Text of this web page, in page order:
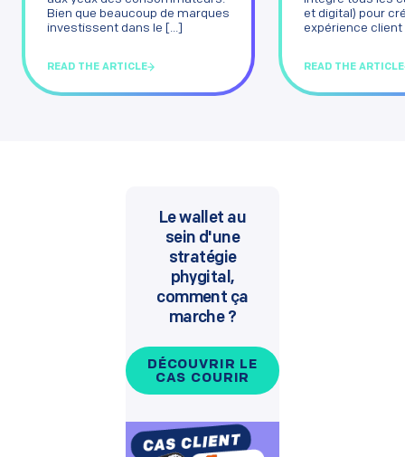
Bien que beaucoup de marques
investissent dans le [...]
READ THE ARTICLE
et digital) pour
expérience client
READ THE ARTICLE
Le wallet au
sein d'une
stratégie
phygital,
comment ça
marche ?
DÉCOUVRIR LE
CAS COURIR